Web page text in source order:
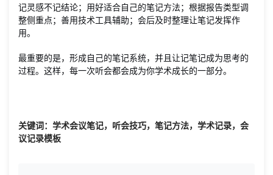
记灵感不记结论；用好适合自己的笔记方法；根据报告类型调
整侧重点；善用技术工具辅助；会后及时整理让笔记发挥作
用。
最重要的是，形成自己的笔记系统，并且让记笔记成为思考的
过程。这样，每一次听会都会成为你学术成长的一部分。
关键词：学术会议笔记，听会技巧，笔记方法，学术记录，会
议记录模板